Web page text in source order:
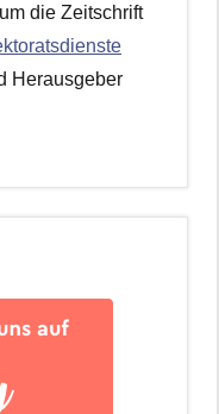
die Zeitschrift
Herausgeber